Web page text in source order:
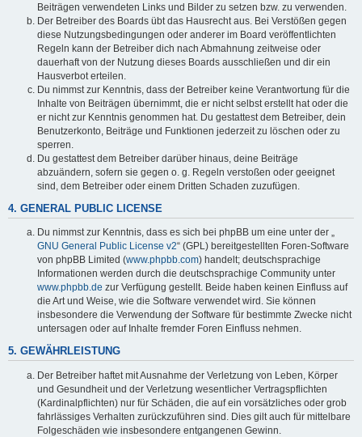
Beiträgen verwendeten Links und Bilder zu setzen bzw. zu verwenden.
Der Betreiber des Boards übt das Hausrecht aus. Bei Verstößen gegen
diese Nutzungsbedingungen oder anderer im Board veröffentlichten
Regeln kann der Betreiber dich nach Abmahnung zeitweise oder
dauerhaft von der Nutzung dieses Boards ausschließen und dir ein
Hausverbot erteilen.
Du nimmst zur Kenntnis, dass der Betreiber keine Verantwortung für die
Inhalte von Beiträgen übernimmt, die er nicht selbst erstellt hat oder die
er nicht zur Kenntnis genommen hat. Du gestattest dem Betreiber, dein
Benutzerkonto, Beiträge und Funktionen jederzeit zu löschen oder zu
sperren.
Du gestattest dem Betreiber darüber hinaus, deine Beiträge
abzuändern, sofern sie gegen o. g. Regeln verstoßen oder geeignet
sind, dem Betreiber oder einem Dritten Schaden zuzufügen.
4. GENERAL PUBLIC LICENSE
Du nimmst zur Kenntnis, dass es sich bei phpBB um eine unter der „
GNU General Public License v2“ (GPL) bereitgestellten Foren-Software
von phpBB Limited (www.phpbb.com) handelt; deutschsprachige
Informationen werden durch die deutschsprachige Community unter
www.phpbb.de zur Verfügung gestellt. Beide haben keinen Einfluss auf
die Art und Weise, wie die Software verwendet wird. Sie können
insbesondere die Verwendung der Software für bestimmte Zwecke nicht
untersagen oder auf Inhalte fremder Foren Einfluss nehmen.
5. GEWÄHRLEISTUNG
Der Betreiber haftet mit Ausnahme der Verletzung von Leben, Körper
und Gesundheit und der Verletzung wesentlicher Vertragspflichten
(Kardinalpflichten) nur für Schäden, die auf ein vorsätzliches oder grob
fahrlässiges Verhalten zurückzuführen sind. Dies gilt auch für mittelbare
Folgeschäden wie insbesondere entgangenen Gewinn.